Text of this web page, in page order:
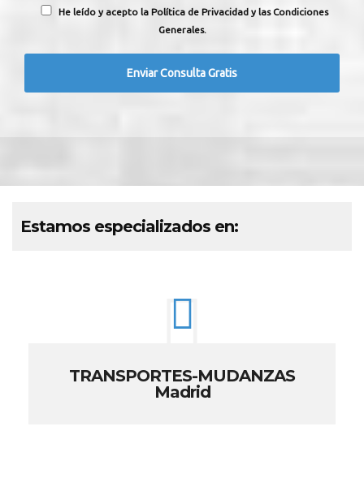
He leído y acepto la Política de Privacidad y las Condiciones
Generales.
Estamos especializados en:
TRANSPORTES-MUDANZAS
Madrid